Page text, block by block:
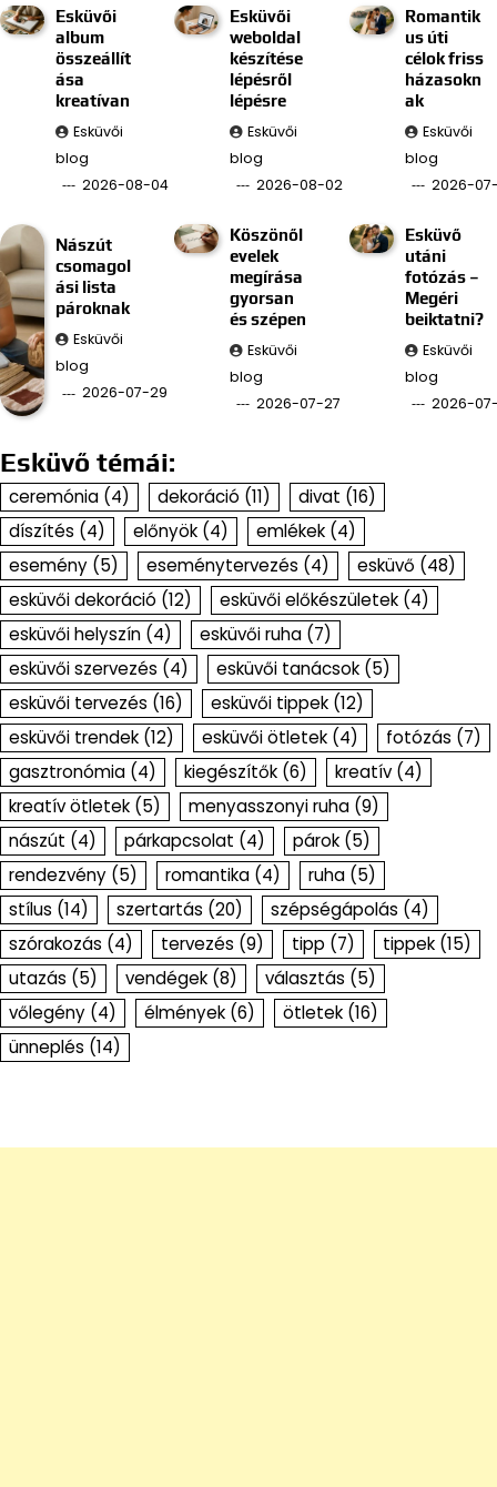
Esküvői
album
összeállít
ása
kreatívan
Esküvői
blog
2026-08-04
Esküvői
weboldal
készítése
lépésről
lépésre
Esküvői
blog
2026-08-02
Romantik
us úti
célok friss
házasokn
ak
Esküvői
blog
2026-
Nászút
csomagol
ási lista
pároknak
Esküvői
blog
2026-07-29
Köszönől
evelek
megírása
gyorsan
és szépen
Esküvői
blog
2026-07-27
Esküvő
utáni
fotózás –
Megéri
beiktatni?
Esküvői
blog
2026-
Esküvő témái:
ceremónia (4) dekoráció (11) divat (16)
díszítés (4) előnyök (4) emlékek (4)
esemény (5) eseménytervezés (4) esküvő (48)
esküvői dekoráció (12) esküvői előkészületek (4)
esküvői helyszín (4) esküvői ruha (7)
esküvői szervezés (4) esküvői tanácsok (5)
esküvői tervezés (16) esküvői tippek (12)
esküvői trendek (12) esküvői ötletek (4) fotózás (7)
gasztronómia (4) kiegészítők (6) kreatív(4)
kreatív ötletek (5) menyasszonyi ruha (9)
nászút (4) párkapcsolat (4) párok (5)
rendezvény (5) romantika (4) ruha (5)
stílus (14) szertartás (20) szépségápolás (4)
szórakozás (4) tervezés (9) tipp (7) tippek (15)
utazás (5) vendégek (8) választás (5)
vőlegény (4) élmények (6) ötletek (16)
ünneplés (14)